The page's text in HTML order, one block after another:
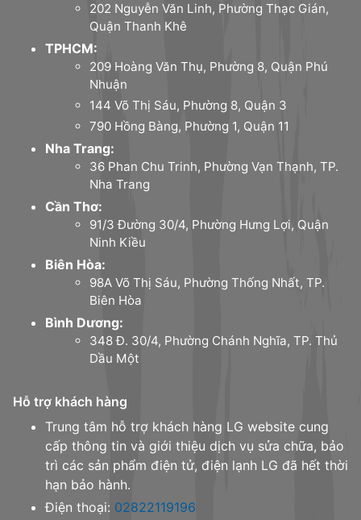
202 Nguyễn Văn Linh, Phường Thạc Gián,
Quận Thanh Khê
TPHCM:
209 Hoàng Văn Thụ, Phường 8, Quận Phú
Nhuận
144 Võ Thị Sáu, Phường 8, Quận 3
790 Hồng Bàng, Phường 1, Quận 11
Nha Trang:
36 Phan Chu Trinh, Phường Vạn Thạnh, TP.
Nha Trang
Cần Thơ:
91/3 Đường 30/4, Phường Hưng Lợi, Quận
Ninh Kiều
Biên Hòa:
98A Võ Thị Sáu, Phường Thống Nhất, TP.
Biên Hòa
Bình Dương:
348 Đ. 30/4, Phường Chánh Nghĩa, TP. Thủ
Dầu Một
Hỗ trợ khách hàng
Trung tâm hỗ trợ khách hàng LG website cung
cấp thông tin và giới thiệu dịch vụ sửa chữa, bảo
trì các sản phẩm điện tử, điện lạnh LG đã hết thời
hạn bảo hành.
Điện thoại: 02822119196